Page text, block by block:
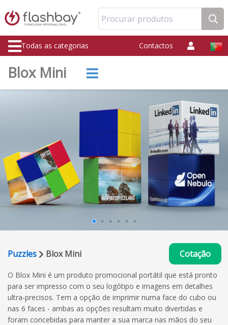
Procurar produtos
Todas as categorias Contactos
Blox Mini
Puzzles Blox Mini Cotação
O Blox Mini é um produto promocional portátil que está pronto
para ser impresso com o seu logótipo e imagens em detalhes
ultra-precisos. Tem a opção de imprimir numa face do cubo ou
nas 6 faces - ambas as opções resultam muito divertidas e
foram concebidas para manter a sua marca nas mãos do seu